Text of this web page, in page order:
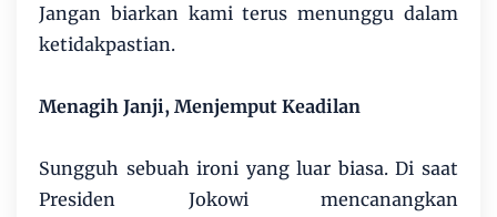
Jangan biarkan kami terus menunggu dalam
ketidakpastian.
Menagih Janji, Menjemput Keadilan
Sungguh sebuah ironi yang luar biasa. Di saat
Presiden Jokowi mencanangkan